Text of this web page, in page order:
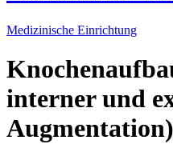
Medizinische Einrichtung
interner und
Augmentation)